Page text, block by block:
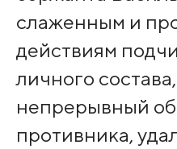
слаженным и
действиям
личного
непрерывный
противника,